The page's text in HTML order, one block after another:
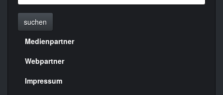
suchen
Menülinks
rechte
Seite
Medienpartner
Webpartner
Impressum